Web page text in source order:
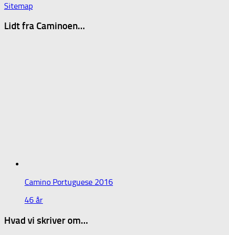
Sitemap
Lidt fra Caminoen…
Camino Portuguese 2016
46 år
Hvad vi skriver om…